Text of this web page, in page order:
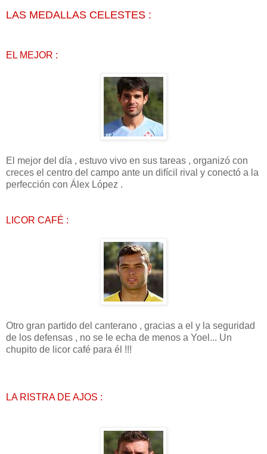
LAS MEDALLAS CELESTES :
EL MEJOR :
El mejor del día , estuvo vivo en sus tareas , organizó con
creces el centro del campo ante un difícil rival y conectó a la
perfección con Álex López .
LICOR CAFÉ :
Otro gran partido del canterano , gracias a el y la seguridad
de los defensas , no se le echa de menos a Yoel... Un
chupito de licor café para él !!!
LA RISTRA DE AJOS :